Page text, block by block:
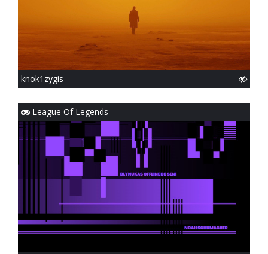
knok1zygis
League Of Legends